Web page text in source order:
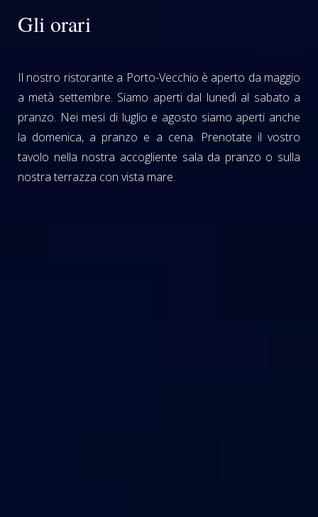
Gli orari
Il nostro ristorante a Porto-Vecchio è aperto da maggio
a metà settembre. Siamo aperti dal lunedì al sabato a
pranzo. Nei mesi di luglio e agosto siamo aperti anche
la domenica, a pranzo e a cena. Prenotate il vostro
tavolo nella nostra accogliente sala da pranzo o sulla
nostra terrazza con vista mare.